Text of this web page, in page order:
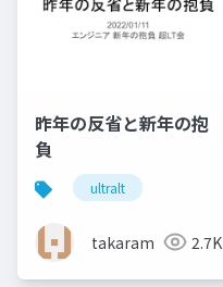
昨年の反省と新年の抱
負
ultralt
takaram 2.7K